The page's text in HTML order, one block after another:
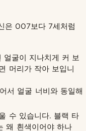
은 007보다 7세처럼
얼굴이 지나치게 커 보
머리가 작아 보입니
서 얼굴 너비와 동일해
수 있습니다. 블랙 타
왜 흰색이어야 하나